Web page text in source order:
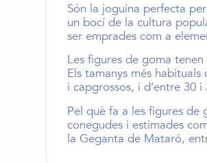
Són la joguina perfecta
un bocí de la cultura
ser emprades com a
Lesfigures de goma tenen
Elstamanys més habituals
i capgrossos, i d’entre 30 i
Pel què fa a les figures
conegudes i estimades
la Geganta de Mataró,